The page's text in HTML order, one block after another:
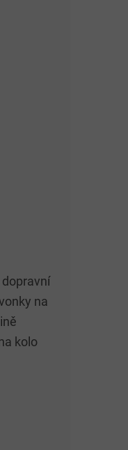
na
kolo